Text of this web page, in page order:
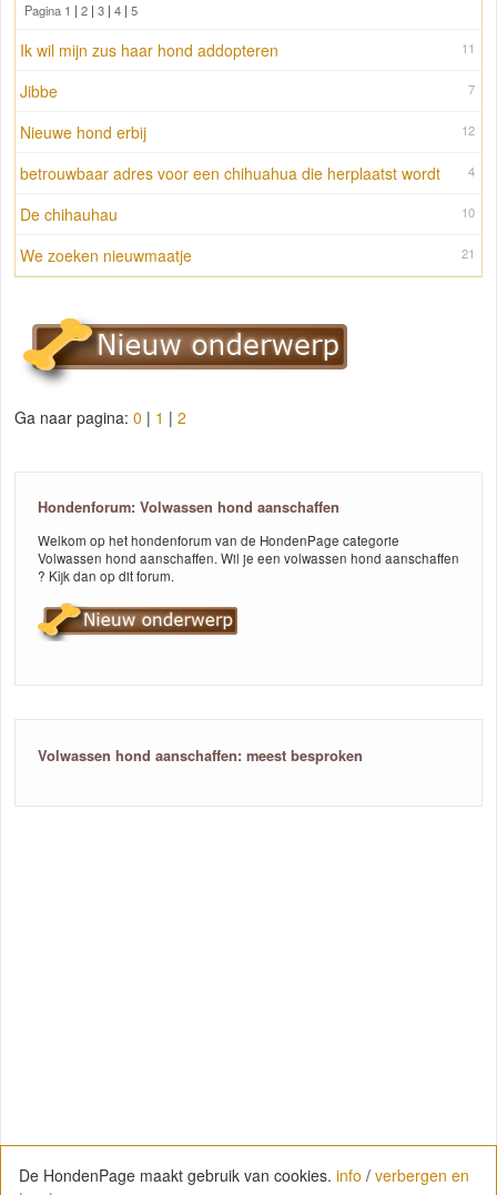
Pagina 1 | 2 | 3 | 4 | 5
11
Ik wil mijn zus haar hond addopteren
7
Jibbe
12
Nieuwe hond erbij
4
betrouwbaar adres voor een chihuahua die herplaatst wordt
10
De chihauhau
21
We zoeken nieuwmaatje
Ga naar pagina: 0 | 1 | 2
Hondenforum: Volwassen hond aanschaffen
Welkom op het hondenforum van de HondenPage categorie
Volwassen hond aanschaffen. Wil je een volwassen hond aanschaffen
? Kijk dan op dit forum.
Volwassen hond aanschaffen: meest besproken
De HondenPage maakt gebruik van cookies. info / verbergen en